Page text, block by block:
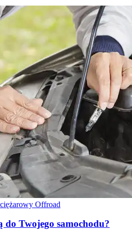
Offroad
Twojego samochodu?